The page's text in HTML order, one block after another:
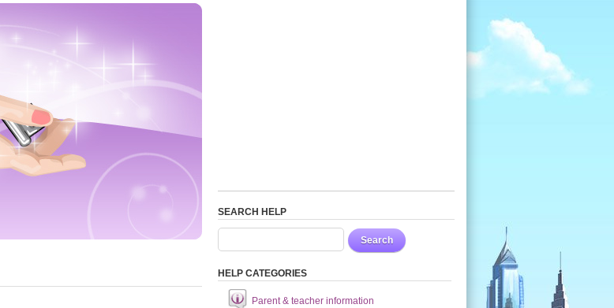
SEARCH HELP
Search
HELP CATEGORIES
Parent & teacher information